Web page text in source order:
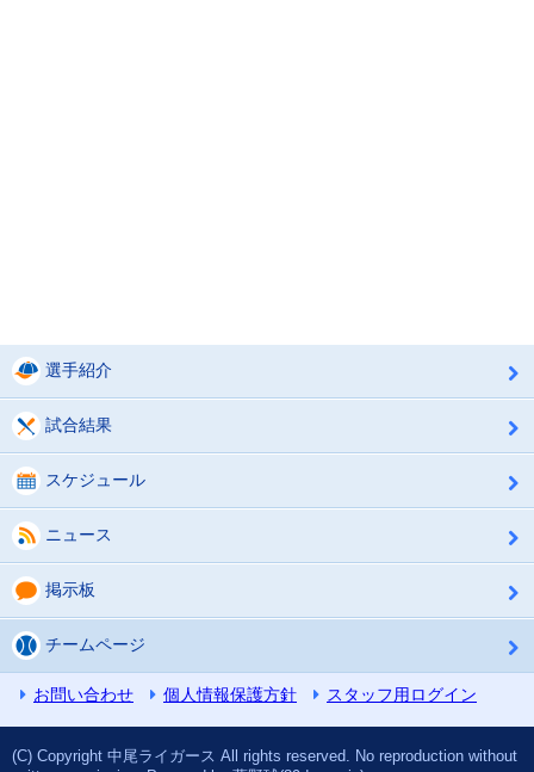
選手紹介
試合結果
スケジュール
ニュース
掲示板
チームページ
お問い合わせ 個人情報保護方針 スタッフ用ログイン
(C) Copyright 中尾ライガース All rights reserved. No reproduction without